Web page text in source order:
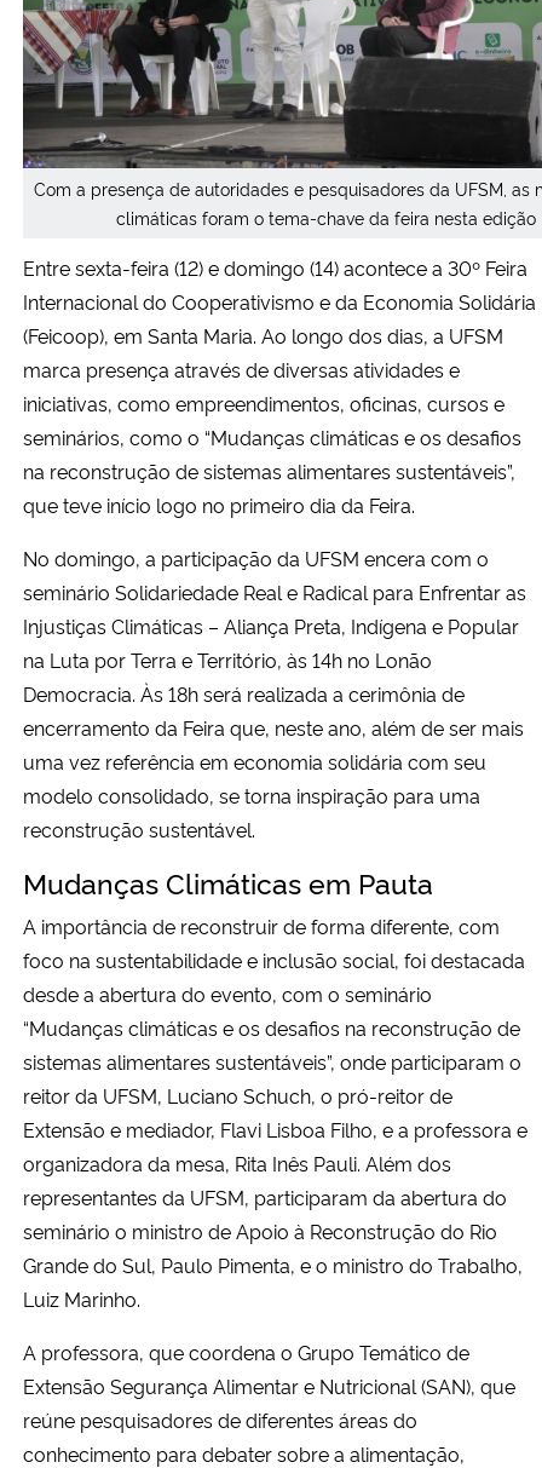
Ministério da Mulher, da Família e dos Direitos Humanos
Secretaria-Geral
Secretaria de Governo
Gabinete de Segurança Institucional
Advocacia-Geral da União
Banco Central do Brasil
Planalto
Com a presença de autoridades e pesquisadores da UFSM, as
climáticas foram o tema-chave da feira nesta edição
Entre sexta-feira (12) e domingo (14) acontece a 30º Feira
Internacional do Cooperativismo e da Economia Solidária
(Feicoop), em Santa Maria. Ao longo dos dias, a UFSM
marca presença através de diversas atividades e
iniciativas, como empreendimentos, oficinas, cursos e
seminários, como o “Mudanças climáticas e os desafios
na reconstrução de sistemas alimentares sustentáveis”,
que teve início logo no primeiro dia da Feira.
No domingo, a participação da UFSM encera com o
seminário Solidariedade Real e Radical para Enfrentar as
Injustiças Climáticas – Aliança Preta, Indígena e Popular
na Luta por Terra e Território, às 14h no Lonão
Democracia. Às 18h será realizada a cerimônia de
encerramento da Feira que, neste ano, além de ser mais
uma vez referência em economia solidária com seu
modelo consolidado, se torna inspiração para uma
reconstrução sustentável.
Mudanças Climáticas em Pauta
A importância de reconstruir de forma diferente, com
foco na sustentabilidade e inclusão social, foi destacada
desde a abertura do evento, com o seminário
“Mudanças climáticas e os desafios na reconstrução de
sistemas alimentares sustentáveis”, onde participaram o
reitor da UFSM, Luciano Schuch, o pró-reitor de
Extensão e mediador, Flavi Lisboa Filho, e a professora e
organizadora da mesa, Rita Inês Pauli. Além dos
representantes da UFSM, participaram da abertura do
seminário o ministro de Apoio à Reconstrução do Rio
Grande do Sul, Paulo Pimenta, e o ministro do Trabalho,
Luiz Marinho.
A professora, que coordena o Grupo Temático de
Extensão Segurança Alimentar e Nutricional (SAN), que
reúne pesquisadores de diferentes áreas do
conhecimento para debater sobre a alimentação,